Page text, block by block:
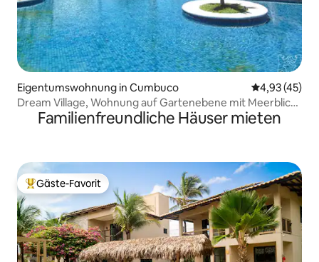
Eigentumswohnung in Cumbuco
4,93 (45)
Dream Village, Wohnung auf Gartenebene mit Meerblick
(Terreo)
Familienfreundliche Häuser mieten
Beliebter Gäste-Favorit.
Gäste-Favorit